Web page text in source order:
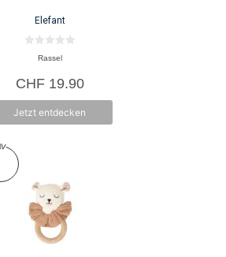
Elefant
n
5
Rassel
CHF19.90
Jetzt entdecken